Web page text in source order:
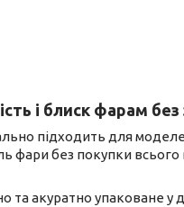
і блиск фарам
підходить для
фари без покупки всього
та акуратно упаковане у